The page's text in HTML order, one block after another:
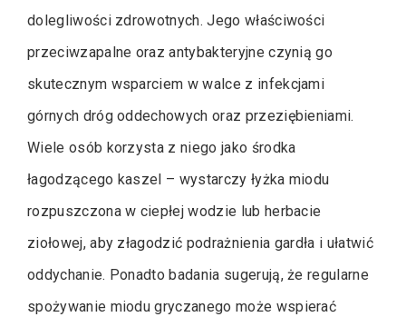
dolegliwości zdrowotnych. Jego właściwości
przeciwzapalne oraz antybakteryjne czynią go
skutecznym wsparciem w walce z infekcjami
górnych dróg oddechowych oraz przeziębieniami.
Wiele osób korzysta z niego jako środka
łagodzącego kaszel – wystarczy łyżka miodu
rozpuszczona w ciepłej wodzie lub herbacie
ziołowej, aby złagodzić podrażnienia gardła i ułatwić
oddychanie. Ponadto badania sugerują, że regularne
spożywanie miodu gryczanego może wspierać